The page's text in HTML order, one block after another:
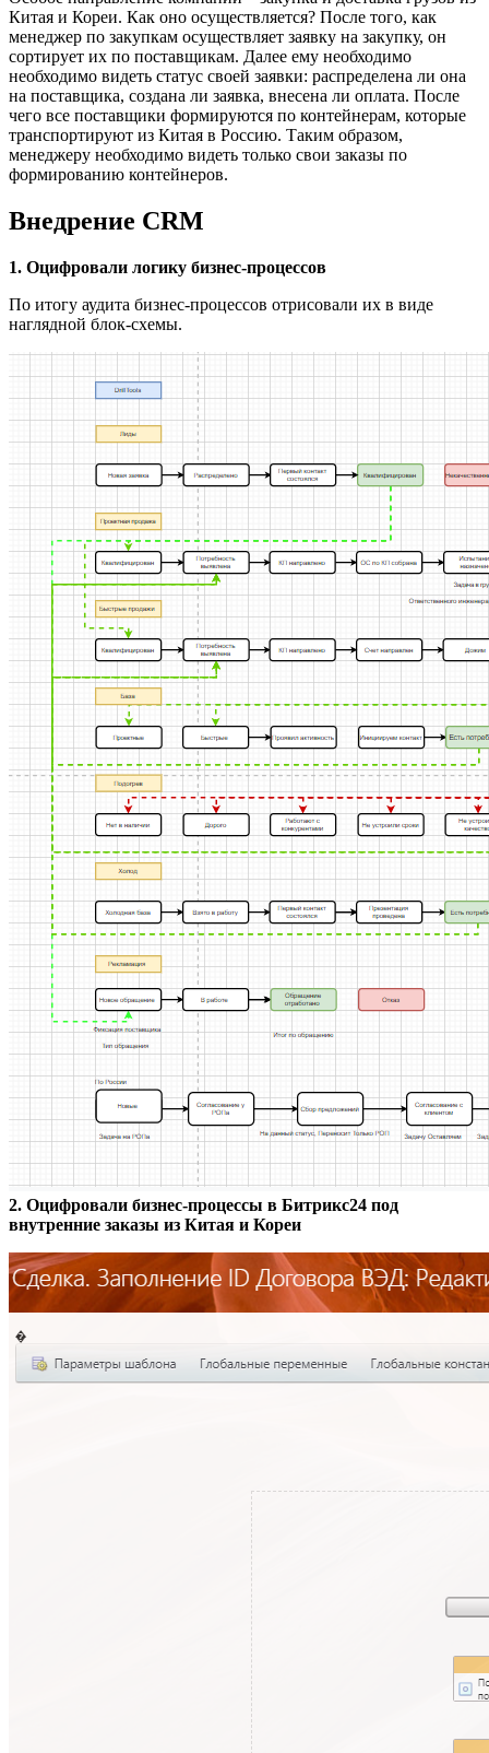
Китая и Кореи. Как оно осуществляется? После того, как
менеджер по закупкам осуществляет заявку на закупку, он
сортирует их по поставщикам. Далее ему необходимо
необходимо видеть статус своей заявки: распределена ли она
на поставщика, создана ли заявка, внесена ли оплата. После
чего все поставщики формируются по контейнерам, которые
транспортируют из Китая в Россию. Таким образом,
менеджеру необходимо видеть только свои заказы по
формированию контейнеров.
Внедрение CRM
1. Оцифровали логику бизнес-процессов
По итогу аудита бизнес-процессов отрисовали их в виде
наглядной блок-схемы.
2. Оцифровали бизнес-процессы в Битрикс24 под
внутренние заказы из Китая и Кореи